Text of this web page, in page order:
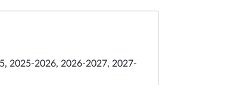
2025-2026, 2026-2027, 2027-